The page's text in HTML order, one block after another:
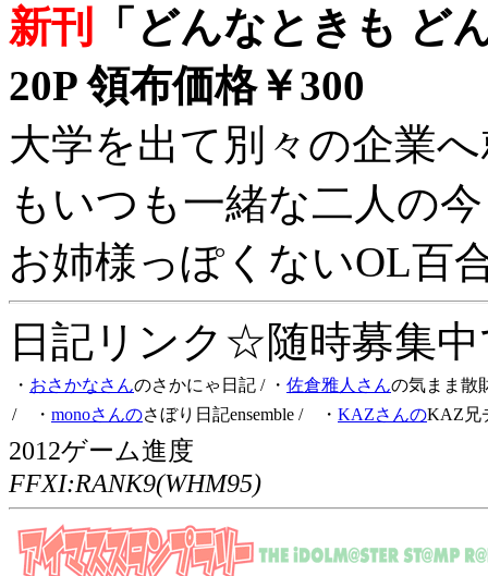
新刊
「どんなときも ど
20P 領布価格￥300
大学を出て別々の企業
もいつも一緒な二人の
お姉様っぽくないOL百
日記リンク☆随時募集
・ おさかなさんのさかにゃ日記 / ・ 佐倉雅人さんの気まま散
/ ・ monoさんのさぼり日記ensemble / ・ KAZさんのKAZ兄
2012ゲーム進度
FFXI:RANK9(WHM95)